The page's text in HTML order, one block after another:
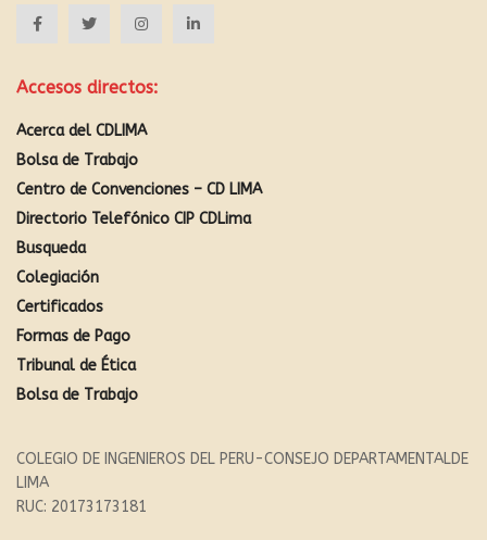
Accesos directos:
Acerca del CDLIMA
Bolsa de Trabajo
Centro de Convenciones – CD LIMA
Directorio Telefónico CIP CDLima
Busqueda
Colegiación
Certificados
Formas de Pago
Tribunal de Ética
Bolsa de Trabajo
COLEGIO DE INGENIEROS DEL PERU-CONSEJO DEPARTAMENTALDE
LIMA
RUC: 20173173181